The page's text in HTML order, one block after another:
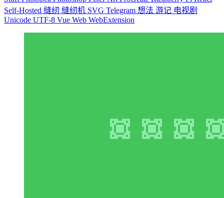
Self-Hosted 缝纫 缝纫机 SVG Telegram 想法 游记 电视剧
Unicode UTF-8 Vue Web WebExtension